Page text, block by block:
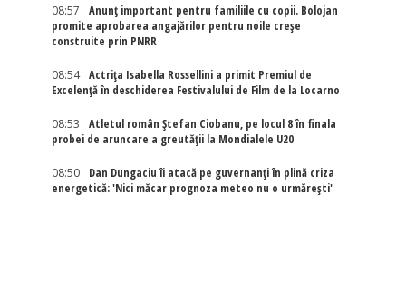
08:57
Anunț important pentru familiile cu copii. Bolojan
promite aprobarea angajărilor pentru noile creșe
construite prin PNRR
08:54
Actriţa Isabella Rossellini a primit Premiul de
Excelenţă în deschiderea Festivalului de Film de la Locarno
08:53
Atletul român Ștefan Ciobanu, pe locul 8 în finala
probei de aruncare a greutății la Mondialele U20
08:50
Dan Dungaciu îi atacă pe guvernanți în plină criza
energetică: 'Nici măcar prognoza meteo nu o urmărești'